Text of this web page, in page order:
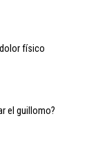
físico
el guillomo?